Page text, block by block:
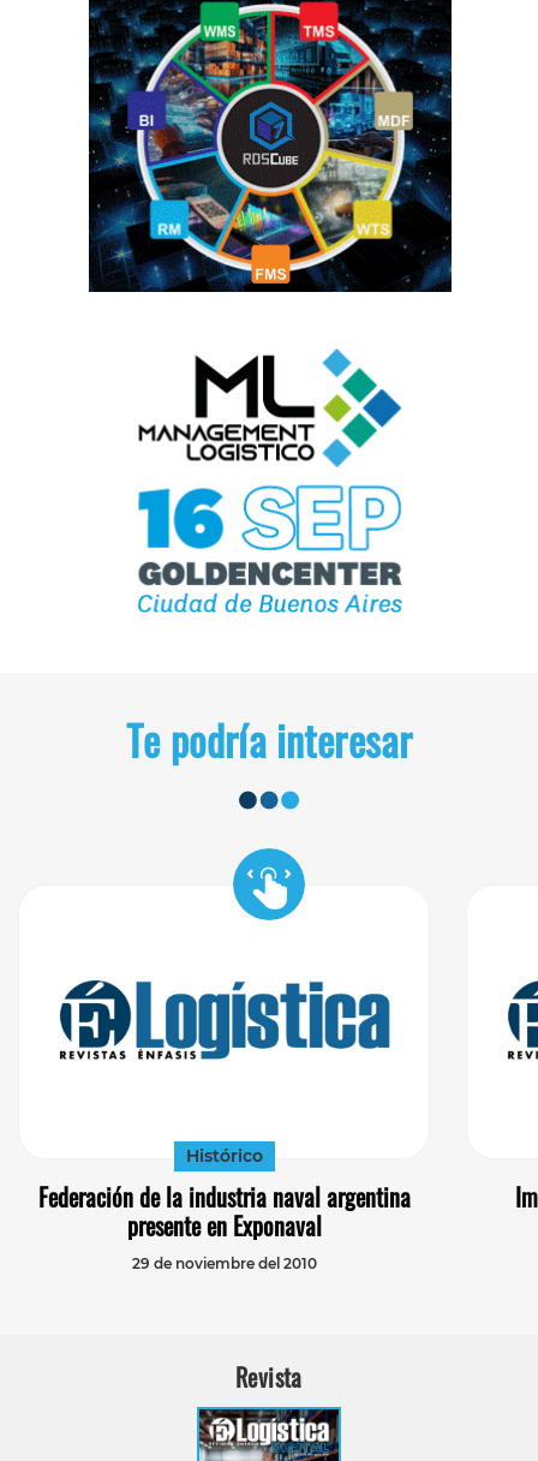
Te podría interesar
Histórico
Federación de la industria naval argentina
presente en Exponaval
29 de noviembre del 2010
Revista